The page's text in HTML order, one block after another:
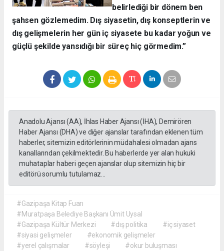
belirlediği bir dönem ben
şahsen gözlemedim. Dış siyasetin, dış konseptlerin ve
dış gelişmelerin her gün iç siyasete bu kadar yoğun ve
güçlü şekilde yansıdığı bir süreç hiç görmedim.”
Anadolu Ajansı (AA), İhlas Haber Ajansı (İHA), Demirören
Haber Ajansı (DHA) ve diğer ajanslar tarafından eklenen tüm
haberler, sitemizin editörlerinin müdahalesi olmadan ajans
kanallarından çekilmektedir. Bu haberlerde yer alan hukuki
muhataplar haberi geçen ajanslar olup sitemizin hiç bir
editörü sorumlu tutulamaz...
#Gazipaşa Kitap Fuarı
#Muratpaşa Belediye Başkanı Ümit Uysal
#Gazipaşa Kültür Merkezi
#dış politika
#iç siyaset
#siyasi gelişmeler
#ekonomik gelişmeler
#yerel çalışmalar
#söyleşi
#okur buluşması